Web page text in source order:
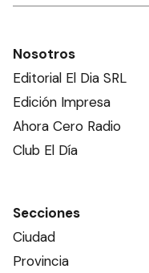
Nosotros
Editorial El Dia SRL
Edición Impresa
Ahora Cero Radio
Club El Día
Secciones
Ciudad
Provincia